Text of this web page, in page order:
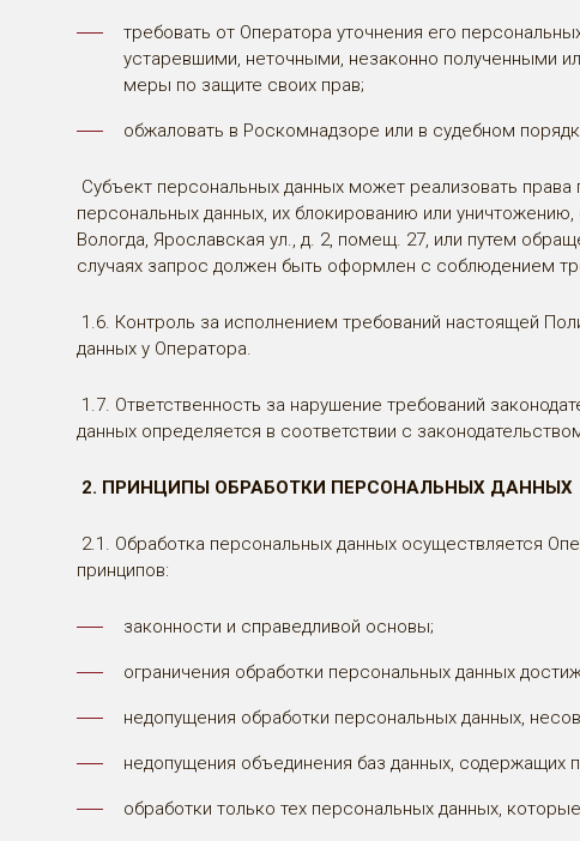
требовать от Оператора уточнения его
устаревшими, неточными, незаконно полученными
меры по защите своих прав;
обжаловать в Роскомнадзоре или в судебном
Субъект персональных данных может реализовать
персональных данных, их блокированию или
Вологда, Ярославская ул., д. 2, помещ. 27, или путем
случаях запрос должен быть оформлен с соблюдением
1.6. Контроль за исполнением требований настоящей
данных у Оператора.
1.7. Ответственность за нарушение требований
данных определяется в соответствии с
2. ПРИНЦИПЫ ОБРАБОТКИ ПЕРСОНАЛЬНЫХ ДАННЫХ
2.1. Обработка персональных данных осуществляется
принципов:
законности и справедливой основы;
ограничения обработки персональных данных
недопущения обработки персональных данных,
недопущения объединения баз данных,
обработки только тех персональных данных,